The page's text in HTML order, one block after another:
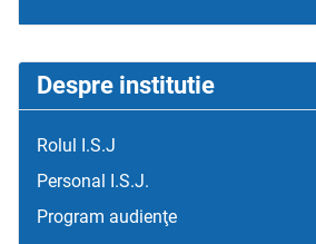
Despre institutie
Rolul I.S.J
Personal I.S.J.
Program audienţe